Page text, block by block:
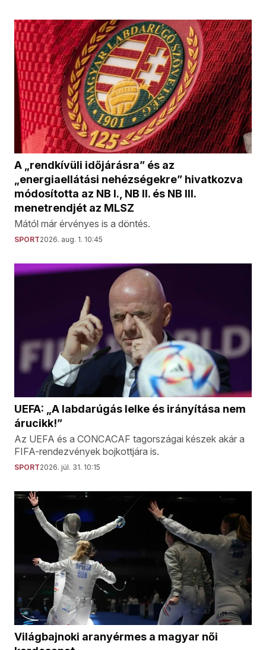
A „rendkívüli időjárásra” és az
„energiaellátási nehézségekre” hivatkozva
módosította az NB I., NB II. és NB III.
menetrendjét az MLSZ
Mától már érvényes is a döntés.
SPORT2026. aug. 1. 10:45
UEFA: „A labdarúgás lelke és irányítása nem
árucikk!”
Az UEFA és a CONCACAF tagországai készek akár a
FIFA-rendezvények bojkottjára is.
SPORT2026. júl. 31. 10:15
Világbajnoki aranyérmes a magyar női